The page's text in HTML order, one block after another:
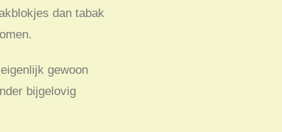
dan tabak
gewoon
bijgelovig